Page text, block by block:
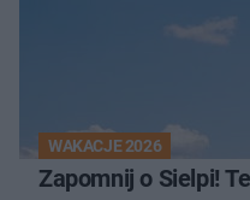
WAKACJE 2026
Zapomnij o Sielpi!